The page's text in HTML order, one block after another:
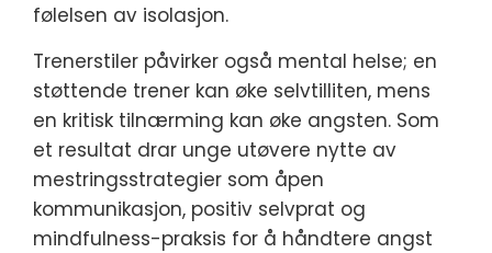
følelsen av isolasjon.
Trenerstiler påvirker også mental helse; en
støttende trener kan øke selvtilliten, mens
en kritisk tilnærming kan øke angsten. Som
et resultat drar unge utøvere nytte av
mestringsstrategier som åpen
kommunikasjon, positiv selvprat og
mindfulness-praksis for å håndtere angst